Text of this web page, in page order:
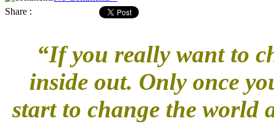
Share :
“If you really want to
inside out. Only once
start to change the world